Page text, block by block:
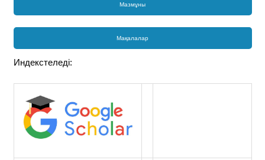
Мазмұны
Мақалалар
Индекстеледі: